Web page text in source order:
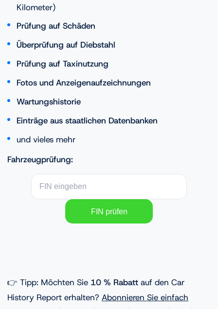
Kilometer)
Prüfung auf Schäden
Überprüfung auf Diebstahl
Prüfung auf Taxinutzung
Fotos und Anzeigenaufzeichnungen
Wartungshistorie
Einträge aus staatlichen Datenbanken
und vieles mehr
Fahrzeugprüfung:
👉 Tipp: Möchten Sie 10 % Rabatt auf den Car
History Report erhalten? Abonnieren Sie einfach